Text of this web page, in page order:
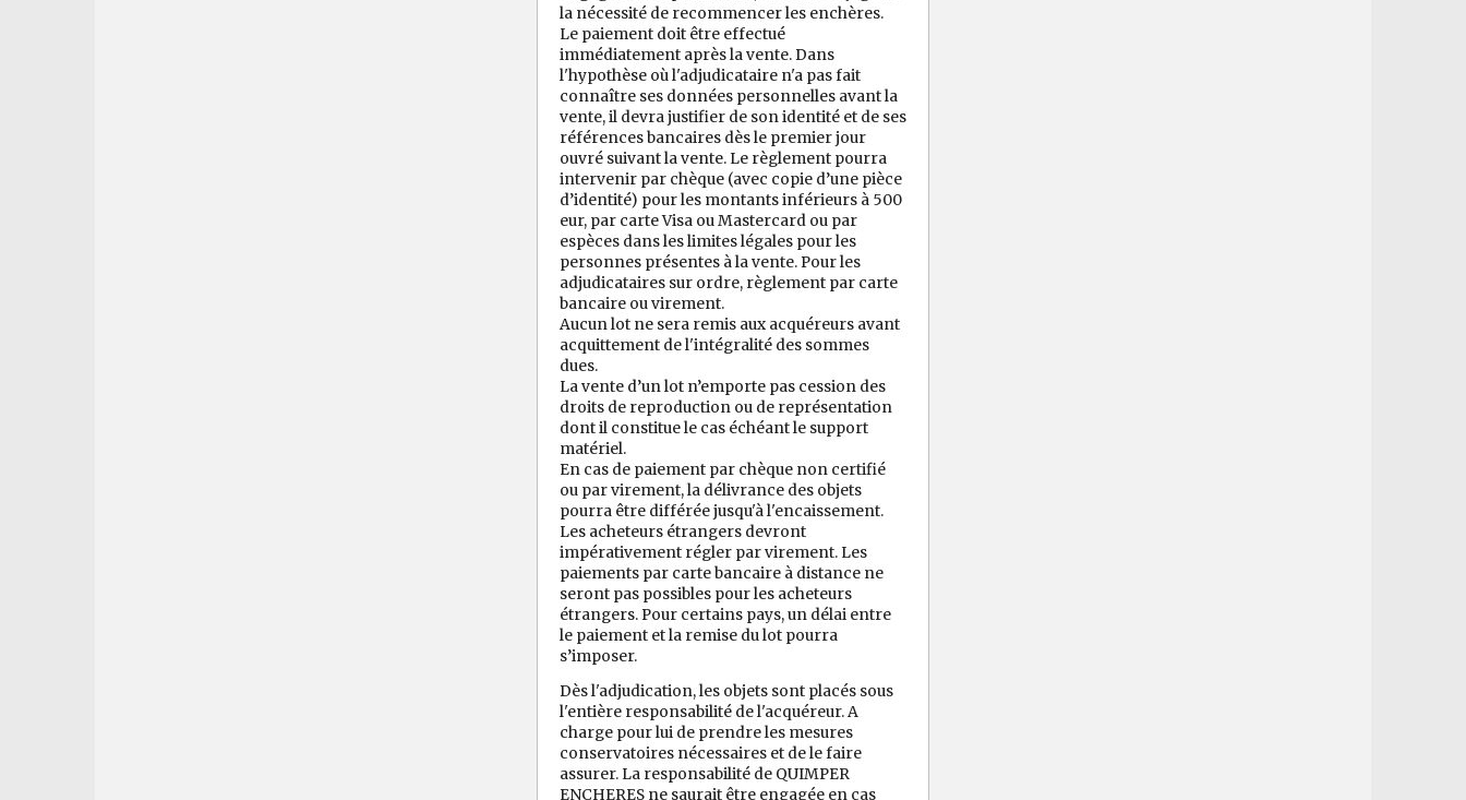
la nécessité de recommencer les enchères.
Le paiement doit être effectué
immédiatement après la vente. Dans
l'hypothèse où l'adjudicataire n'a pas fait
connaître ses données personnelles avant la
vente, il devra justifier de son identité et de ses
références bancaires dès le premier jour
ouvré suivant la vente. Le règlement pourra
intervenir par chèque (avec copie d’une pièce
d’identité) pour les montants inférieurs à 500
eur, par carte Visa ou Mastercard ou par
espèces dans les limites légales pour les
personnes présentes à la vente. Pour les
adjudicataires sur ordre, règlement par carte
bancaire ou virement.
Aucun lot ne sera remis aux acquéreurs avant
acquittement de l'intégralité des sommes
dues.
La vente d’un lot n’emporte pas cession des
droits de reproduction ou de représentation
dont il constitue le cas échéant le support
matériel.
En cas de paiement par chèque non certifié
ou par virement, la délivrance des objets
pourra être différée jusqu'à l'encaissement.
Les acheteurs étrangers devront
impérativement régler par virement. Les
paiements par carte bancaire à distance ne
seront pas possibles pour les acheteurs
étrangers. Pour certains pays, un délai entre
le paiement et la remise du lot pourra
s’imposer.
Dès l'adjudication, les objets sont placés sous
l'entière responsabilité de l'acquéreur. A
charge pour lui de prendre les mesures
conservatoires nécessaires et de le faire
assurer. La responsabilité de QUIMPER
ENCHERES ne saurait être engagée en cas